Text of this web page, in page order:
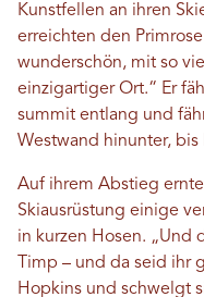
Kunstfellen an ihren
erreichten den
wunderschön, mit so
einzigartiger Ort.“ Er
summit entlang und
Westwand hinunter, bis
Auf ihrem Abstieg
Skiausrüstung einige
in kurzen Hosen. „Und
Timp – und da seid ihr
Hopkins und schwelgt